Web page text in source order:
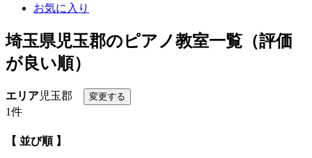
お気に入り
埼玉県児玉郡のピアノ教室一覧（評価
が良い順）
エリア児玉郡
1件
【 並び順 】